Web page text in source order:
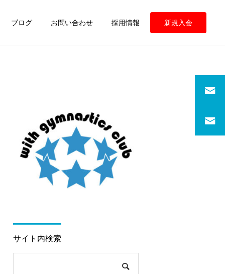
ブログ お問い合わせ 採用情報 新規入会
定期情報
ウィズ体操クラブ 練習の
サイト内検索